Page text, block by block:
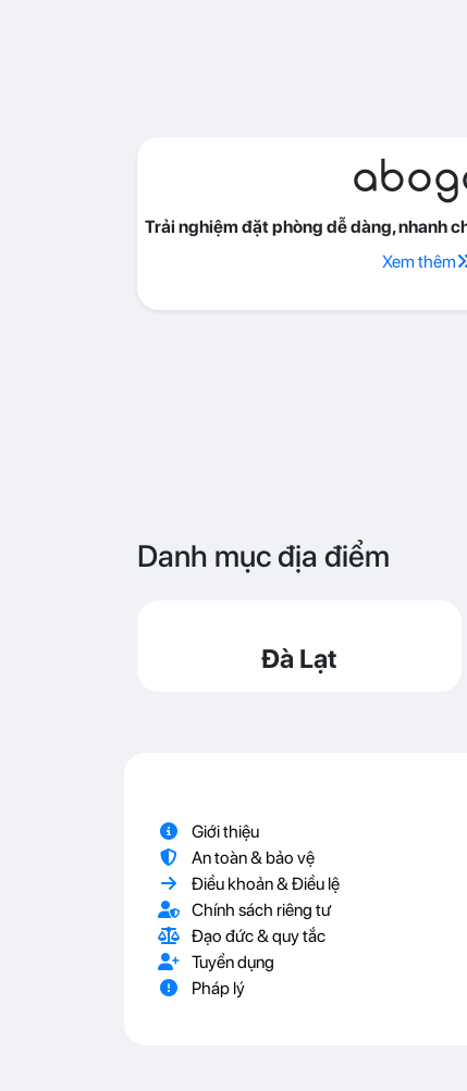
Danh mục địa điểm
Đà Lạt
Giới thiệu
An toàn & bảo vệ
Điều khoản & Điều lệ
Chính sách riêng tư
Đạo đức & quy tắc
Tuyển dụng
Pháp lý